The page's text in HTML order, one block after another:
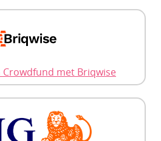
Crowdfund met Briqwise